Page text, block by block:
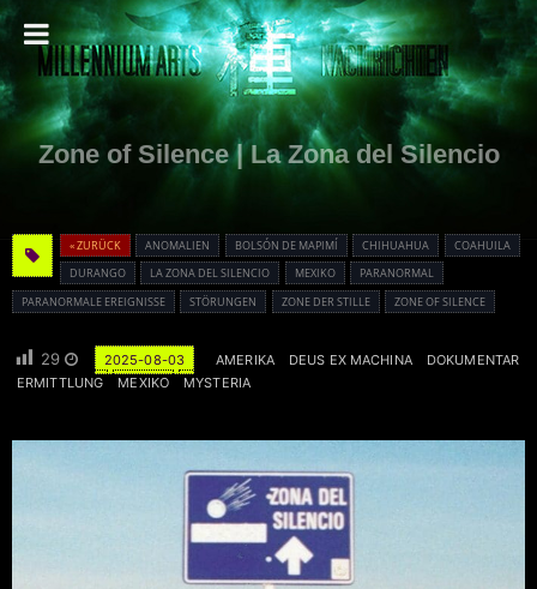
Zone of Silence | La Zona del Silencio
« ZURÜCK ANOMALIEN BOLSÓN DE MAPIMÍ CHIHUAHUA
COAHUILA
DURANGO
LA ZONA DEL SILENCIO MEXIKO
PARANORMAL
PARANORMALE EREIGNISSE
STÖRUNGEN ZONE DER STILLE ZONE OF SILENCE
29 2025-08-03 AMERIKA DEUS EX MACHINA
DOKUMENTAR
ERMITTLUNG
MEXIKO MYSTERIA